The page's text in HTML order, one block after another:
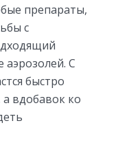
препараты,
с
аэрозолей. С
быстро
вдобавок ко